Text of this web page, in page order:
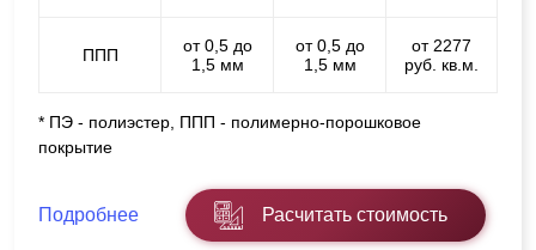
ППП
от 0,5 до
1,5 мм
от 0,5 до
1,5 мм
от 2277
руб. кв.м.
* ПЭ - полиэстер, ППП - полимерно-порошковое
покрытие
Подробнее Расчитать стоимость